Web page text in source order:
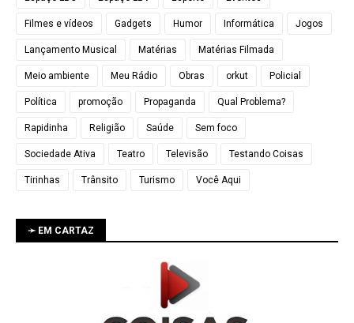
Filmes e vídeos Gadgets Humor Informática Jogos
Lançamento Musical Matérias Matérias Filmada
Meio ambiente Meu Rádio Obras orkut Policial
Política promoção Propaganda Qual Problema?
Rapidinha Religião Saúde Sem foco
Sociedade Ativa Teatro Televisão Testando Coisas
Tirinhas Trânsito Turismo Você Aqui
➛ EM CARTAZ